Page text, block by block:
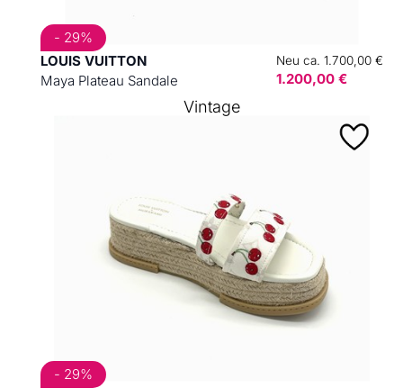
LOUIS VUITTON
Maya Plateau Sandale
Neu ca. 1.700,00 €
1.200,00 €
- 29%
- 29%
Vintage